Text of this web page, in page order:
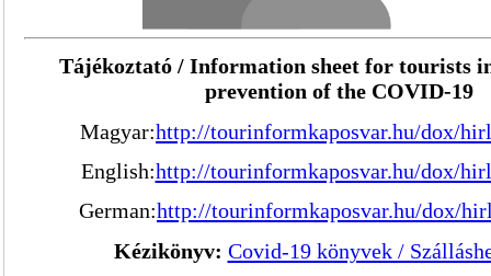
Tájékoztató / Information sheet for tourists
prevention of the COVID-19
Magyar:http://tourinformkaposvar.hu/dox/
English:http://tourinformkaposvar.hu/dox/
German:http://tourinformkaposvar.hu/dox/
Kézikönyv: Covid-19 könyvek /